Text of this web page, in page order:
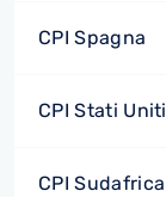
CPI Spagna
CPI Stati Uniti
CPI Sudafrica